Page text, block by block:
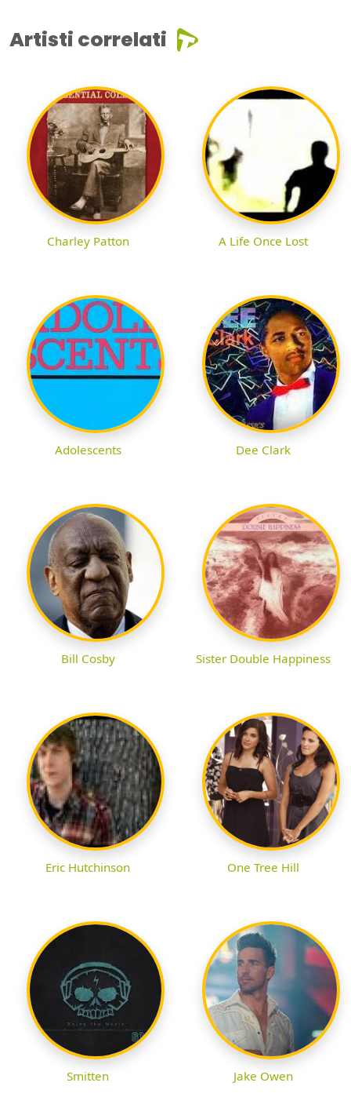
Artisti correlati
Charley Patton A Life Once Lost
Adolescents Dee Clark
Bill Cosby Sister Double Happiness
Eric Hutchinson One Tree Hill
Smitten Jake Owen